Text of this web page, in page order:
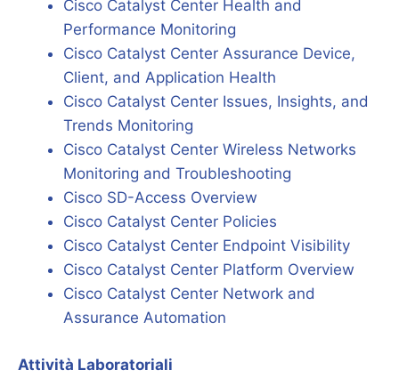
Cisco Catalyst Center Health and
Performance Monitoring
Cisco Catalyst Center Assurance Device,
Client, and Application Health
Cisco Catalyst Center Issues, Insights, and
Trends Monitoring
Cisco Catalyst Center Wireless Networks
Monitoring and Troubleshooting
Cisco SD-Access Overview
Cisco Catalyst Center Policies
Cisco Catalyst Center Endpoint Visibility
Cisco Catalyst Center Platform Overview
Cisco Catalyst Center Network and
Assurance Automation
Attività Laboratoriali